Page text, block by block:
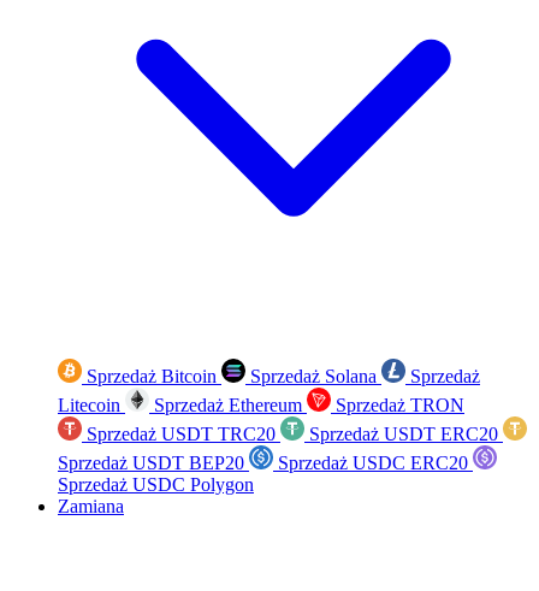
Sprzedaż Bitcoin Sprzedaż Solana
Sprzedaż
Litecoin
Sprzedaż Ethereum
Sprzedaż TRON
Sprzedaż USDT TRC20
Sprzedaż USDT ERC20
Sprzedaż USDT BEP20
Sprzedaż USDC ERC20
Sprzedaż USDC Polygon
Zamiana